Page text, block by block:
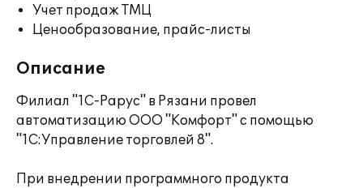
Учет продаж ТМЦ
Ценообразование, прайс-листы
Описание
Филиал "1С-Рарус" в Рязани провел
автоматизацию ООО "Комфорт" с помощью
"1С:Управление торговлей 8".
При внедрении программного продукта